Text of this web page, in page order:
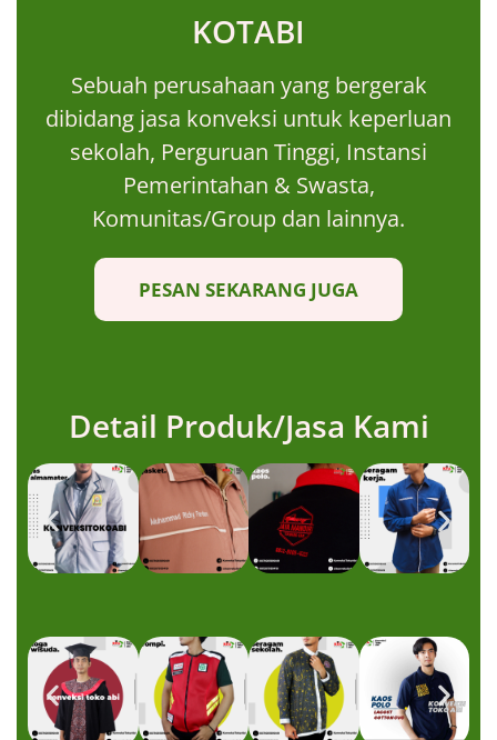
KOTABI
Sebuah perusahaan yang bergerak
dibidang jasa konveksi untuk keperluan
sekolah, Perguruan Tinggi, Instansi
Pemerintahan & Swasta,
Komunitas/Group dan lainnya.
PESAN SEKARANG JUGA
Detail Produk/Jasa Kami